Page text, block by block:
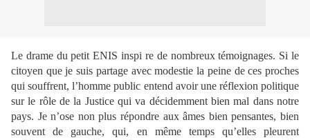
Le drame du petit ENIS inspi re de nombreux témoignages. Si le
citoyen que je suis partage avec modestie la peine de ces proches
qui souffrent, l’homme public entend avoir une réflexion politique
sur le rôle dela Justice qui va décidemment bien mal dans notre
pays. Je n’ose non plus répondre aux âmes bien pensantes, bien
souvent de gauche, qui, en même temps qu’elles pleurent